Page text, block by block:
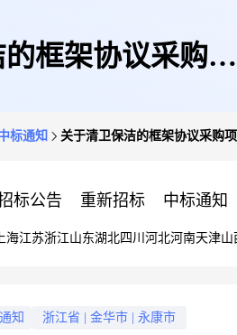
框架协议采购项
标通知 关于清卫保洁的框架协议采购
标公告 重新招标 中标通知
上海江苏浙江山东湖北四川 河北河南天津山
知 浙江省 金华市 永康市